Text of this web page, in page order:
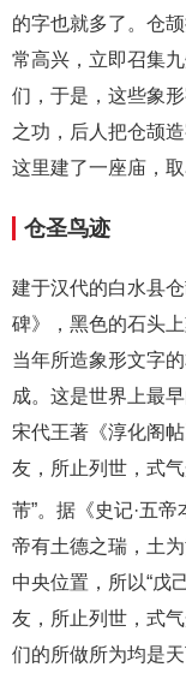
的字也就多了。仓
常高兴，立即召集
们，于是，这些象
之功，后人把仓颉
这里建了一座庙，取
仓圣鸟迹
建于汉代的白水县
碑》，黑色的石头
当年所造象形文字
成。这是世界上最
宋代王著《淳化阁
友，所止列世，式
芾”。据《史记·五帝
帝有土德之瑞，土
中央位置，所以“戊
友，所止列世，式
们的所做所为均是